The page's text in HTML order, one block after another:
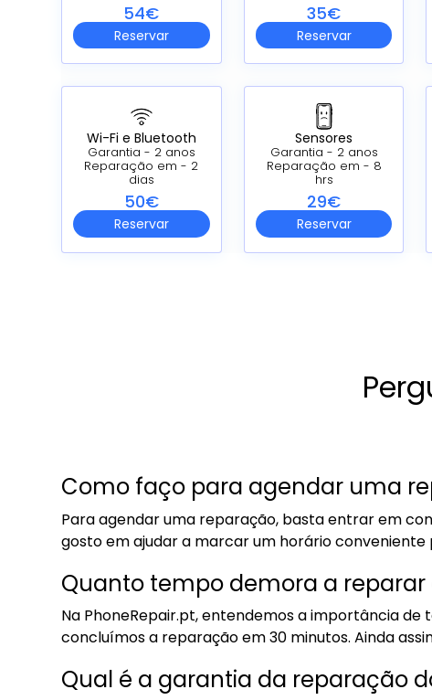
54€
Reservar
35€
Reservar
Wi-Fi e Bluetooth
Garantia - 2 anos
Reparação em - 2
dias
50€
Reservar
Sensores
Garantia - 2 anos
Reparação em - 8
hrs
29€
Reservar
Como faço para agendar uma
Para agendar uma reparação, basta entrar em
gosto em ajudar a marcar um horário conveniente
Quanto tempo demora a reparar
Na PhoneRepair.pt, entendemos a importância de
concluímos a reparação em 30 minutos. Ainda
Qual é a garantia da reparação